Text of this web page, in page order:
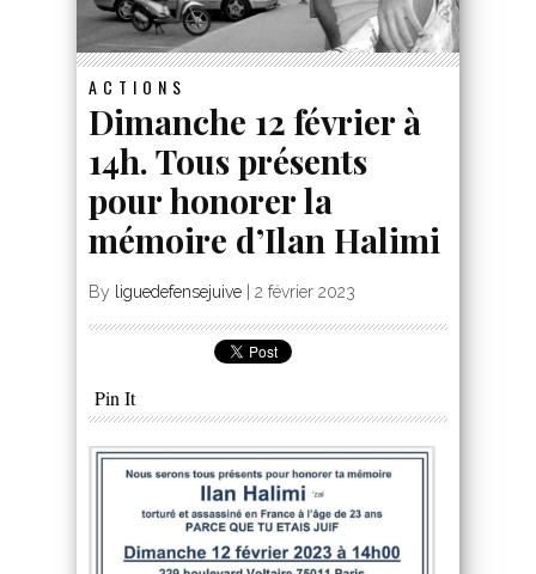
ACTIONS
Dimanche 12 février à
14h. Tous présents
pour honorer la
mémoire d’Ilan Halimi
By liguedefensejuive 2 février 2023
Pin It